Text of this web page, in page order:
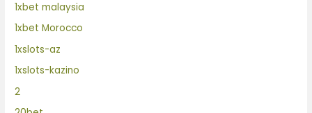
1xbet malaysia
1xbet Morocco
1xslots-az
1xslots-kazino
2